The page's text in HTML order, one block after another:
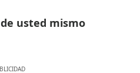
usted mismo